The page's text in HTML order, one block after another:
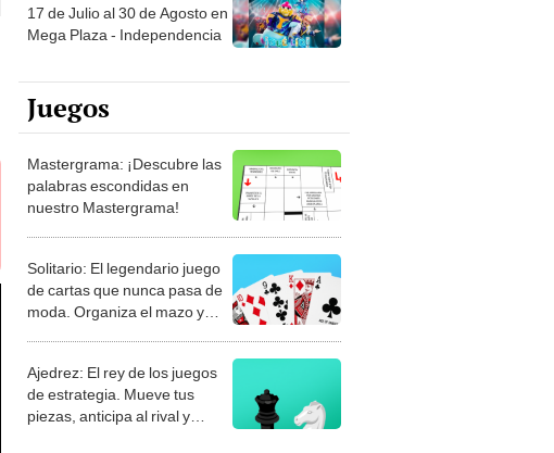
17 de Julio al 30 de Agosto en
Mega Plaza - Independencia
Juegos
Mastergrama: ¡Descubre las
palabras escondidas en
nuestro Mastergrama!
Solitario: El legendario juego
de cartas que nunca pasa de
moda. Organiza el mazo y
Ajedrez: El rey de los juegos
de estrategia. Mueve tus
piezas, anticipa al rival y